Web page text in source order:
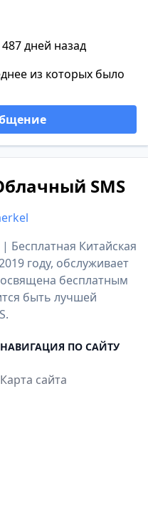
дней назад
из которых было
SMS
Китайская
году, обслуживает
бесплатным
быть лучшей
НАВИГАЦИЯ ПО САЙТУ
Карта сайта